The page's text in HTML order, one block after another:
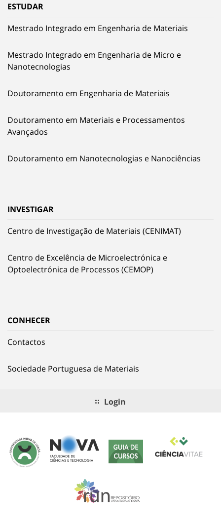
ESTUDAR
Mestrado Integrado em Engenharia de Materiais
Mestrado Integrado em Engenharia de Micro e
Nanotecnologias
Doutoramento em Engenharia de Materiais
Doutoramento em Materiais e Processamentos
Avançados
Doutoramento em Nanotecnologias e Nanociências
INVESTIGAR
Centro de Investigação de Materiais (CENIMAT)
Centro de Excelência de Microelectrónica e
Optoelectrónica de Processos (CEMOP)
CONHECER
Contactos
Sociedade Portuguesa de Materiais
Login